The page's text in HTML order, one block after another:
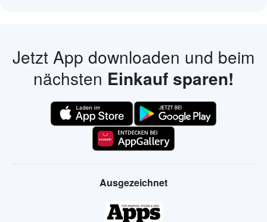
Jetzt App downloaden und beim
nächsten Einkauf sparen!
Ausgezeichnet